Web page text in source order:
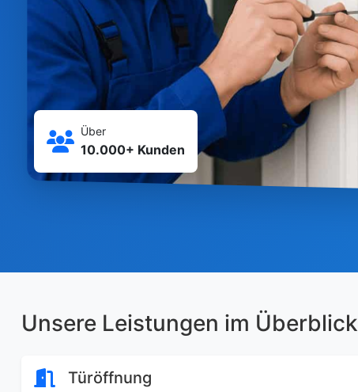
Über
10.000+ Kunden
Unsere Leistungen im Überblick
Türöffnung